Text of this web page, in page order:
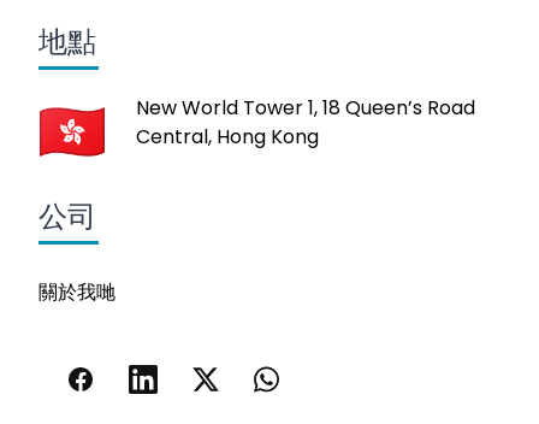
地點
New World Tower 1, 18 Queen’s Road
Central, Hong Kong
公司
關於我哋